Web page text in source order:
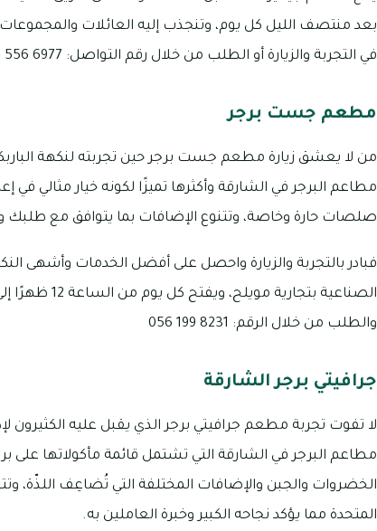
بعد منتصف الليل كل يوم، وتنجذب إليه العائلات والمجموعات
في التجربة والزيارة أو الطلب من خلال رقم التواصل: 6977 556 06
مطعم جست برجر
من لا يعشق زيارة مطعم جست برجر حين تجربته لنكهة
مطاعم البرجر في الشارقة وأكثرها تميزًا لكونه خيار مثالي في
صلصات حارة وخاصة، وتتنوع الإضافات بما يتوافق مع طلبك
فبادر بالتجربة والزيارة واحصل على أفضل الخدمات
والطلب من خلال الرقم: 8231 199 056
جرافيتي برجر الشارقة
لا تفوت تجربة مطعم جرافيتي برجر الذي يقبل عليه الكثيرون
مطاعم البرجر في الشارقة التي تشتمل قائمة مأكولاتها على
الخضروات والجبن والإضافات المختلفة التي تُضاعِف اللذّة،
المتحدة مما يؤكد نجاحه الكبير وخبرة العاملين به.